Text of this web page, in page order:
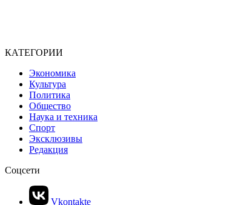
КАТЕГОРИИ
Экономика
Культура
Политика
Общество
Наука и техника
Спорт
Эксклюзивы
Редакция
Соцсети
Vkontakte